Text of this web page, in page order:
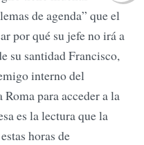
de agenda” que el
por qué su jefe no irá a
su santidad Francisco,
interno del
para acceder a la
es la lectura que la
horas de